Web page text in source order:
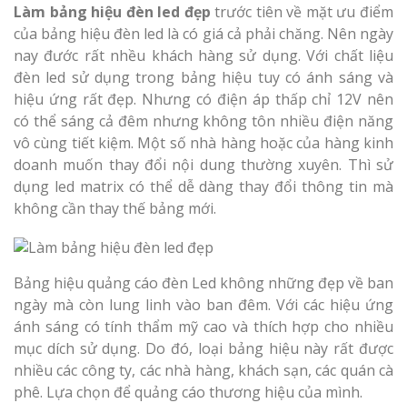
Làm bảng hiệu đèn led đẹp trước tiên về mặt ưu điểm
của bảng hiệu đèn led là có giá cả phải chăng. Nên ngày
nay đước rất nhều khách hàng sử dụng. Với chất liệu
đèn led sử dụng trong bảng hiệu tuy có ánh sáng và
hiệu ứng rất đẹp. Nhưng có điện áp thấp chỉ 12V nên
có thể sáng cả đêm nhưng không tôn nhiều điện năng
vô cùng tiết kiệm. Một số nhà hàng hoặc của hàng kinh
doanh muốn thay đổi nội dung thường xuyên. Thì sử
dụng led matrix có thể dễ dàng thay đổi thông tin mà
không cần thay thế bảng mới.
Bảng hiệu quảng cáo đèn Led không những đẹp về ban
ngày mà còn lung linh vào ban đêm. Với các hiệu ứng
ánh sáng có tính thẩm mỹ cao và thích hợp cho nhiều
mục dích sử dụng. Do đó, loại bảng hiệu này rất được
nhiều các công ty, các nhà hàng, khách sạn, các quán cà
phê. Lựa chọn để quảng cáo thương hiệu của mình.